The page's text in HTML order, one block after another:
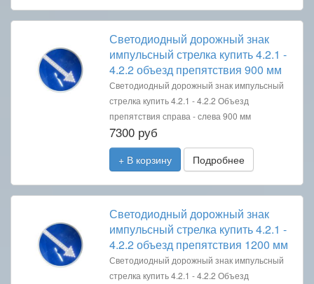
Светодиодный дорожный знак
импульсный стрелка купить 4.2.1 -
4.2.2 объезд препятствия 900 мм
Светодиодный дорожный знак импульсный
стрелка купить 4.2.1 - 4.2.2 Объезд
препятствия справа - слева 900 мм
7300 руб
+ В корзину Подробнее
Светодиодный дорожный знак
импульсный стрелка купить 4.2.1 -
4.2.2 объезд препятствия 1200 мм
Светодиодный дорожный знак импульсный
стрелка купить 4.2.1 - 4.2.2 Объезд